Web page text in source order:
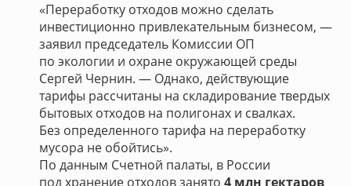
«Переработку отходов можно сделать
инвестиционно привлекательным бизнесом, —
заявил председатель Комиссии ОП
по экологии и охране окружающей среды
Сергей Чернин. — Однако, действующие
тарифы рассчитаны на складирование твердых
бытовых отходов на полигонах и свалках.
Без определенного тарифа на переработку
мусора не обойтись».
По данным Счетной палаты, в России
под хранение отходов занято 4 млн гектаров